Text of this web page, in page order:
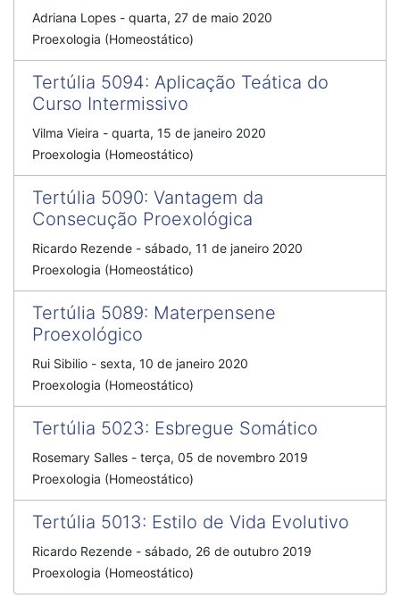
Adriana Lopes - quarta, 27 de maio 2020
Proexologia (Homeostático)
Tertúlia 5094: Aplicação Teática do
Curso Intermissivo
Vilma Vieira - quarta, 15 de janeiro 2020
Proexologia (Homeostático)
Tertúlia 5090: Vantagem da
Consecução Proexológica
Ricardo Rezende - sábado, 11 de janeiro 2020
Proexologia (Homeostático)
Tertúlia 5089: Materpensene
Proexológico
Rui Sibilio - sexta, 10 de janeiro 2020
Proexologia (Homeostático)
Tertúlia 5023: Esbregue Somático
Rosemary Salles - terça, 05 de novembro 2019
Proexologia (Homeostático)
Tertúlia 5013: Estilo de Vida Evolutivo
Ricardo Rezende - sábado, 26 de outubro 2019
Proexologia (Homeostático)